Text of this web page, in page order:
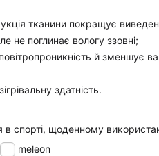
тканини покращує
не поглинає вологу ззовні;
й зменшує
здатність.
спорті, щоденному
Chameleon